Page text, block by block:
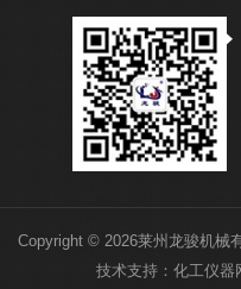
Copyright © 2026莱州龙骏机
技术支持：化工仪器